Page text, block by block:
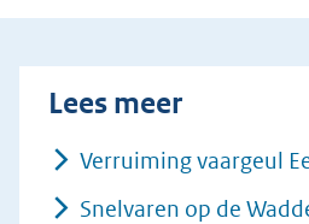
Lees meer
Verruiming vaargeul
Snelvaren op de